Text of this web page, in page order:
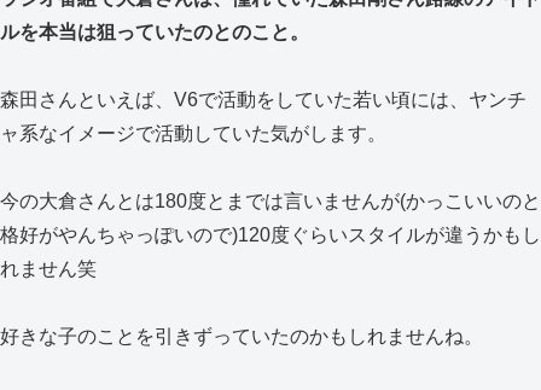
ルを本当は狙っていたのとのこと。
森田さんといえば、V6で活動をしていた若い頃には、ヤンチ
ャ系なイメージで活動していた気がします。
今の大倉さんとは180度とまでは言いませんが(かっこいいのと
格好がやんちゃっぽいので)120度ぐらいスタイルが違うかもし
れません笑
好きな子のことを引きずっていたのかもしれませんね。